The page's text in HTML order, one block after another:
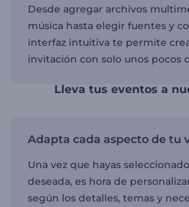
Desde agregar archivos
música hasta elegir fuentes y
interfaz intuitiva te permite
invitación con solo unos pocos
Lleva tus eventos a
Adapta cada aspecto de tu
Una vez que hayas
deseada, es hora de
según los detalles, temas y